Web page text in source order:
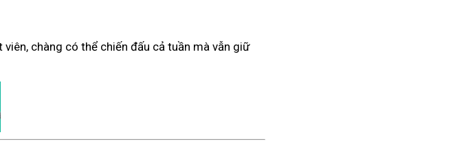
chàng có thể chiến đấu cả tuần mà vẫn giữ